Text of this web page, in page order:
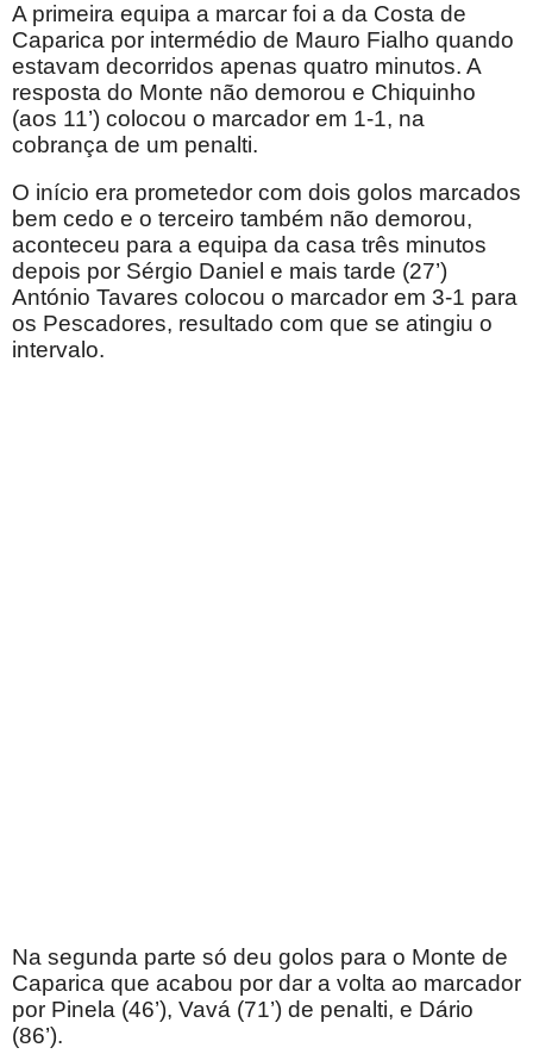
A primeira equipa a marcar foi a da Costa de
Caparica por intermédio de Mauro Fialho quando
estavam decorridos apenas quatro minutos. A
resposta do Monte não demorou e Chiquinho
(aos 11’) colocou o marcador em 1-1, na
cobrança de um penalti.
O início era prometedor com dois golos marcados
bem cedo e o terceiro também não demorou,
aconteceu para a equipa da casa três minutos
depois por Sérgio Daniel e mais tarde (27’)
António Tavares colocou o marcador em 3-1 para
os Pescadores, resultado com que se atingiu o
intervalo.
Na segunda parte só deu golos para o Monte de
Caparica que acabou por dar a volta ao marcador
por Pinela (46’), Vavá (71’) de penalti, e Dário
(86’).